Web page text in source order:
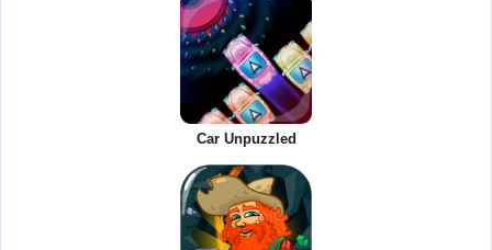
Car Unpuzzled